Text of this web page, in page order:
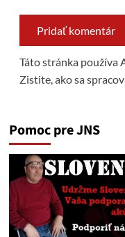
Táto stránka používa
Zistite, ako sa
Pomoc pre JNS